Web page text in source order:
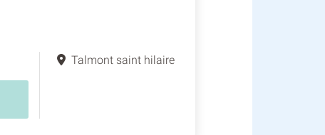
Talmont saint hilaire